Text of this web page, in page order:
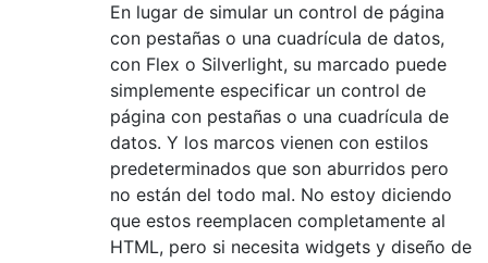
En lugar de simular un control de página
con pestañas o una cuadrícula de datos,
con Flex o Silverlight, su marcado puede
simplemente especificar un control de
página con pestañas o una cuadrícula de
datos. Y los marcos vienen con estilos
predeterminados que son aburridos pero
no están del todo mal. No estoy diciendo
que estos reemplacen completamente al
HTML, pero si necesita widgets y diseño de